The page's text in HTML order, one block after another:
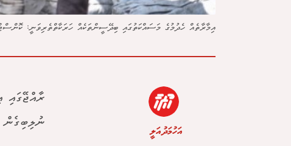
އިމާރާތެއް ހެދުމުގެ މަސައްކަތުގައި ބިދޭސީންތަކެއް ހަރަކާތްތެރިވަނީ:
އަހުމަދު އަލީ
ރާއްޖޭގައި